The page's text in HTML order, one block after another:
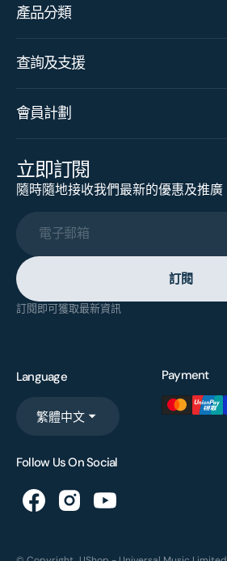
產品分類
查詢及支援
會員計劃
立即訂閱
隨時隨地接收我們最新的優惠及推廣
電子郵箱
訂閱
訂閱即可獲取最新資訊
Language
繁體中文
Payment
Follow Us On Social